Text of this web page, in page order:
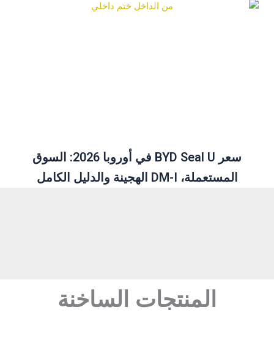
سعر BYD Seal U في أوروبا 2026: السوق
المستعملة، DM-I الهجينة والدليل الكامل
المنتجات الساخنة